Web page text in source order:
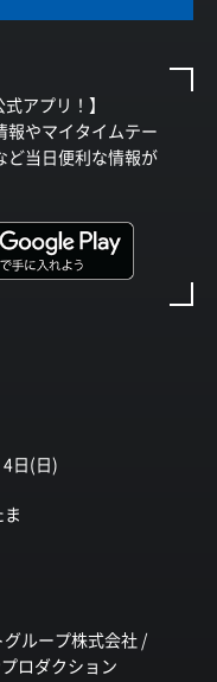
日(日)
ループ株式会社 /
ロダクション
式アプリ！】
報やマイタイムテー
ど当日便利な情報が